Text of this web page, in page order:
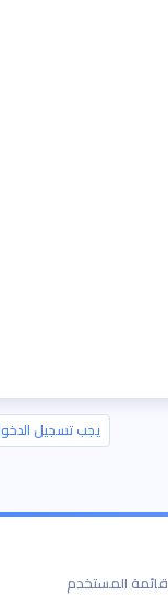
يجب تسجيل
قائمة المستخدم